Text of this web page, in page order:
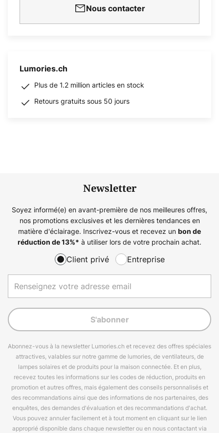
Nous contacter
Lumories.ch
Plus de 1.2 million articles en stock
Retours gratuits sous 50 jours
Newsletter
Soyez informé(e) en avant-première de nos meilleures offres,
nos promotions exclusives et les dernières tendances en
matière d'éclairage. Inscrivez-vous et recevez un bon de
réduction de13%* à utiliser lors de votre prochain achat.
Client privé Entreprise
S'abonner
Abonnez-vous à la newsletter Lumories.ch et recevez des offres spéciales
attractives, valables sur notre gamme de lumories, de ventilateurs, de
lampes solaires et de produits pour la maison connectée. Et en plus,
recevez toutes les informations sur les codes de réduction, produits en
promotion et autres offres, mais également des conseils personnalisés et
des recommandations ainsi que des informations de nos partenaires, des
enquêtes, des demandes d'évaluation et des recommandations d'achat.
Vous pouvez annuler facilement et à tout moment en cliquant sur le lien
approprié disponible dans chaque newsletter ou en nous contactant via